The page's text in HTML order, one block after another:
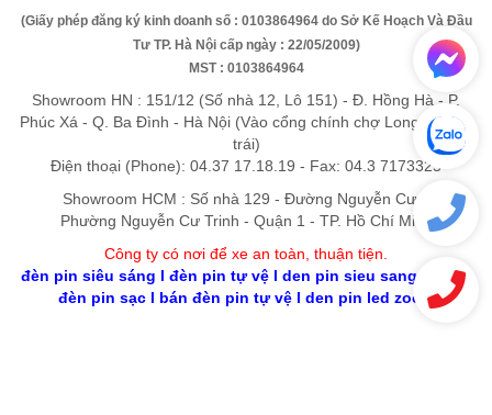
(Giấy phép đăng ký kinh doanh số : 0103864964 do Sở Kế Hoạch Và Đầu
Tư TP. Hà Nội cấp ngày : 22/05/2009)
MST : 0103864964
Showroom HN : 151/12 (Số nhà 12, Lô 151) - Đ. Hồng Hà - P.
Phúc Xá - Q. Ba Đình - Hà Nội (Vào cổng chính chợ Long Biên rẽ
trái)
Điện thoại (Phone): 04.37 17.18.19 - Fax: 04.3 7173325
Showroom HCM : Số nhà 129 - Đường Nguyễn Cư Trinh -
Phường Nguyễn Cư Trinh - Quận 1 - TP. Hồ Chí Minh
Công ty có nơi để xe an toàn, thuận tiện
đèn pin siêu sáng l đèn pin tự vệl den pin sieu sang gia rel
đèn pin sạcl bán đèn pin tự vệl den pin led zoom